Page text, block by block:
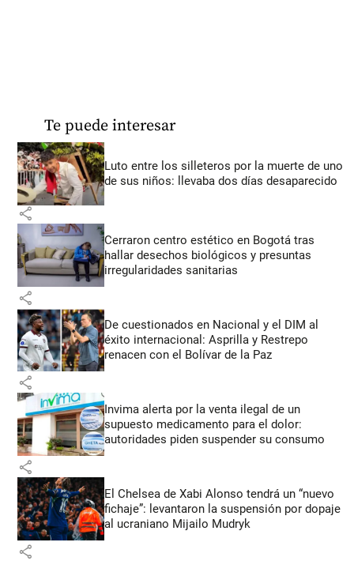
Te puede interesar
Luto entre los silleteros por la muerte de uno
de sus niños: llevaba dos días desaparecido
share
Cerraron centro estético en Bogotá tras
hallar desechos biológicos y presuntas
irregularidades sanitarias
share
De cuestionados en Nacional y el DIM al
éxito internacional: Asprilla y Restrepo
renacen con el Bolívar de la Paz
share
Invima alerta por la venta ilegal de un
supuesto medicamento para el dolor:
autoridades piden suspender su consumo
share
El Chelsea de Xabi Alonso tendrá un “nuevo
fichaje”: levantaron la suspensión por dopaje
al ucraniano Mijailo Mudryk
share